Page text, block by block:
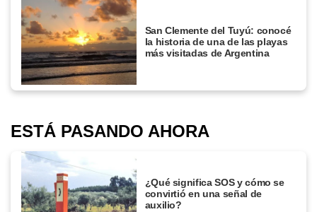
San Clemente del Tuyú: conocé
la historia de una de las playas
más visitadas de Argentina
ESTÁ PASANDO AHORA
¿Qué significa SOS y cómo se
convirtió en una señal de
auxilio?